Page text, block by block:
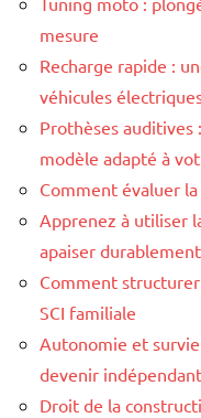
mesure
Recharge rapide :
véhicules
Prothèses auditives
modèle adapté à
Comment évaluer
Apprenez à utiliser
apaiser
Comment
SCI familiale
Autonomie et
devenir indépendant
Droit de la